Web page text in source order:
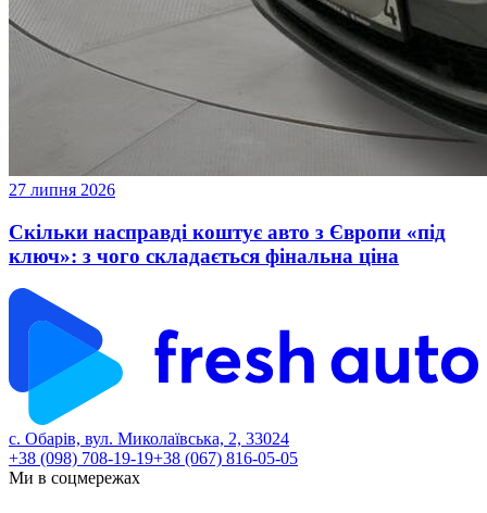
27 липня 2026
Скільки насправді коштує авто з Європи «під
ключ»: з чого складається фінальна ціна
с. Обарів, вул. Миколаївська, 2, 33024
+38 (098) 708-19-19+38 (067) 816-05-05
Ми в соцмережах